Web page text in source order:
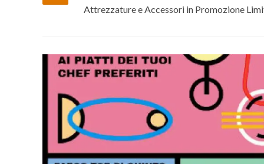
Attrezzature e Accessori in Promozione